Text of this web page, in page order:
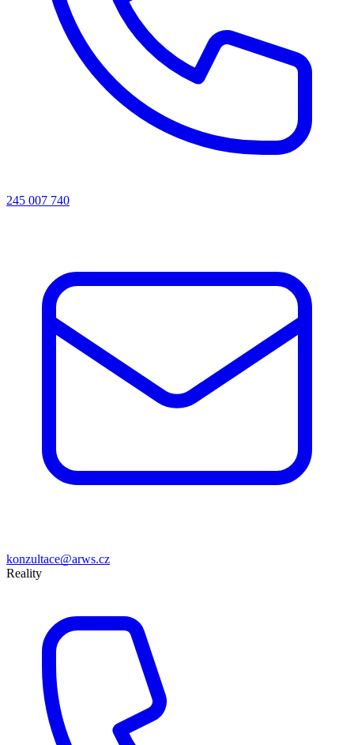
245 007 740
konzultace@arws.cz
Reality